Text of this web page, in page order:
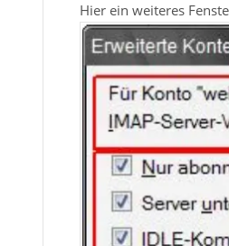
Hier ein weiteres